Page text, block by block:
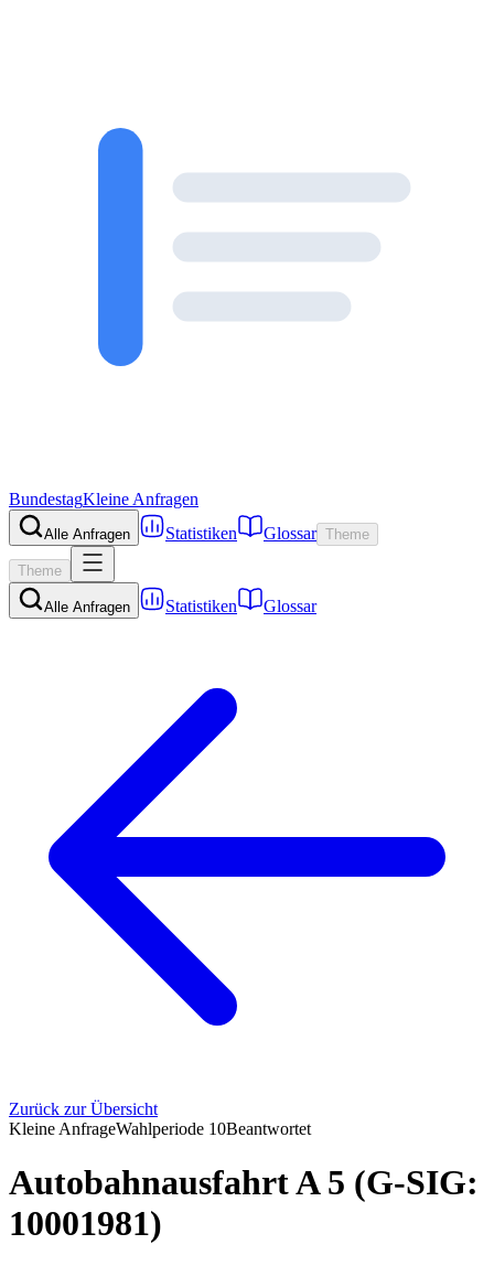
BundestagKleine Anfragen
Alle Anfragen Statistiken Glossar Theme
Theme
Alle Anfragen Statistiken Glossar
Zurück zur Übersicht
Kleine AnfrageWahlperiode 10Beantwortet
Autobahnausfahrt A 5 (G-SIG:
10001981)